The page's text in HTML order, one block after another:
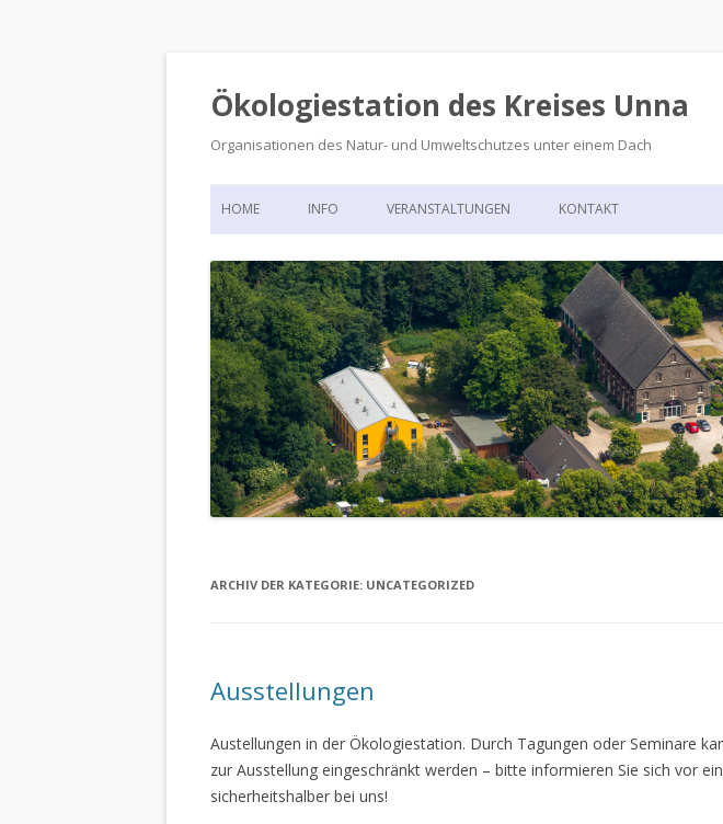
Ökologiestation des Kreises Unna
Organisationen des Natur- und Umweltschutzes unter einem Dach
HOME INFO
DIE ÖKOLOGIESTATION – FAST
900 JAHRE VORGESCHICHTE
VERANSTALTUNGEN KONTAKT
ARCHIV DER KATEGORIE: UNCATEGORIZED
Ausstellungen
Austellungen in der Ökologiestation. Durch Tagungen oder Seminare
zur Ausstellung eingeschränkt werden – bitte informieren Sie sich vor
sicherheitshalber bei uns!